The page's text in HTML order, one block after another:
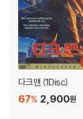
※ 교환/반품 안내
1) 불량으로 인한
상을 요청할 수 있
문의 바랍니다.
2) 사양 오인지, 오
다크맨 (1Disc)
2,900원
67%